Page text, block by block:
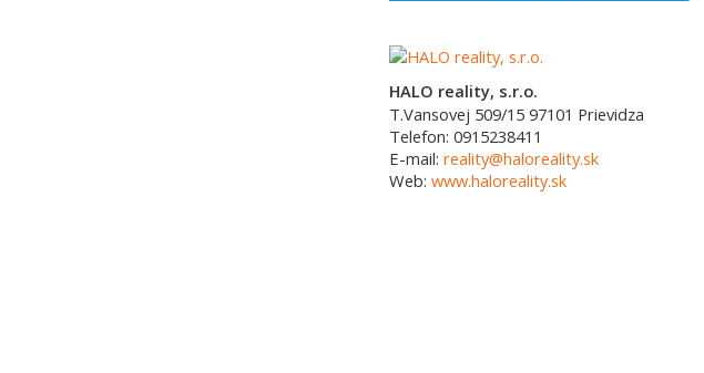
HALO reality, s.r.o.
T.Vansovej 509/15 97101 Prievidza
Telefon: 0915238411
E-mail: reality@haloreality.sk
Web: www.haloreality.sk